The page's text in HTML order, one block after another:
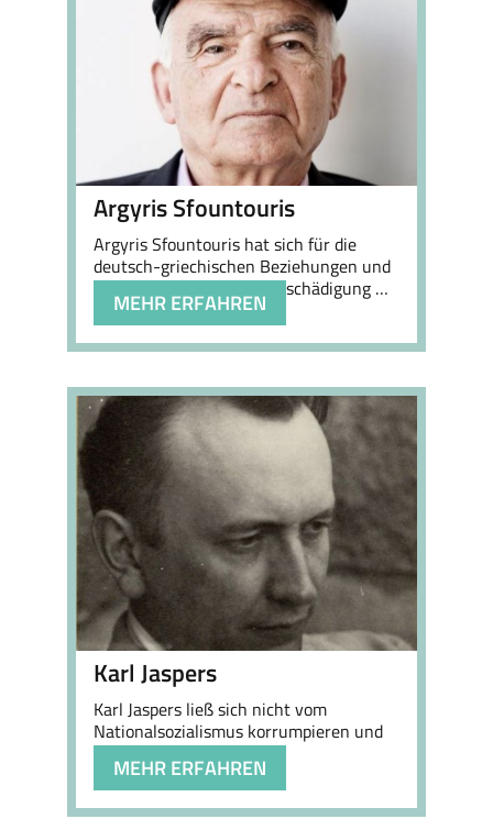
Argyris Sfountouris
Argyris Sfountouris hat sich für die
deutsch-griechischen Beziehungen und
die Anerkennung und Entschädigung …
MEHR ERFAHREN
Karl Jaspers
Karl Jaspers ließ sich nicht vom
Nationalsozialismus korrumpieren und
… MEHR ERFAHREN